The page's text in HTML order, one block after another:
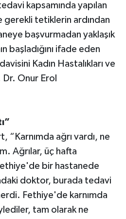
kapsamında yapılan
gerekli tetiklerin ardından
başvurmadan yaklaşık
başladığını ifade eden
Kadın Hastalıkları ve
Dr. Onur Erol
“Karnımda ağrı vardı, ne
Ağrılar, üç hafta
bir hastanede
doktor, burada tedavi
Fethiye'de karnımda
tam olarak ne